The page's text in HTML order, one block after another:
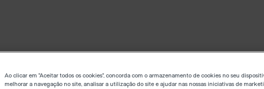
Ao clicar em "Aceitar todos os cookies", concorda com o armazenamento de cookies no seu
melhorar a navegação no site, analisar a utilização do site e ajudar nas nossas iniciativas de